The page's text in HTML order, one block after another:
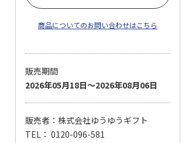
商品についてのお問い合わせはこちら
販売期間
2026年05月18日～2026年08月06日
販売者：株式会社ゆうゆうギフト
TEL： 0120-096-581